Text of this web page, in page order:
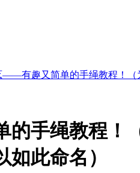
——有趣又简单的手绳教程！（
手绳教程！
此命名）